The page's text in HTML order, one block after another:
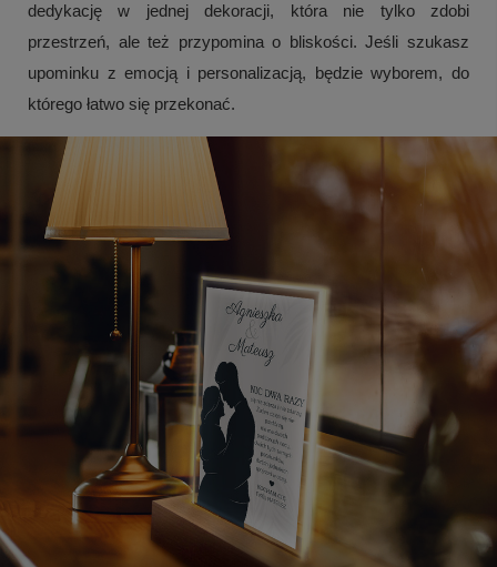
dedykację w jednej dekoracji, która nie tylko zdobi
przestrzeń, ale też przypomina o bliskości. Jeśli szukasz
upominku z emocją i personalizacją, będzie wyborem, do
którego łatwo się przekonać.